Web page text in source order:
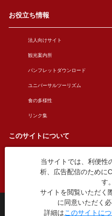
お役立ち情報
法人向けサイト
観光案内所
パンフレットダウンロード
ユニバーサルツーリズム
食の多様性
リンク集
このサイトについて
このサイトについて
お問い合わせ
台東区役
〒110-8615 東京都台東
当サイトでは、利便性
析、広告配信のために
す。
サイトを閲覧いただく
に同意いただく必
詳細はこのサイトに